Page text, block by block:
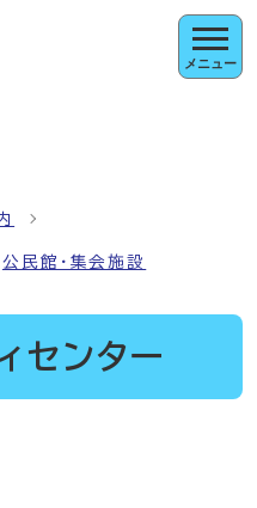
メニュー
公民館・集会施設
センター